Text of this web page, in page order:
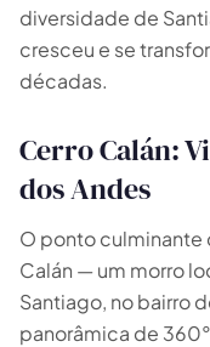
diversidade de
cresceu e se
décadas.
Cerro Calán:
dos Andes
O ponto culminante
Calán — um morro
Santiago, no bairro
panorâmica de